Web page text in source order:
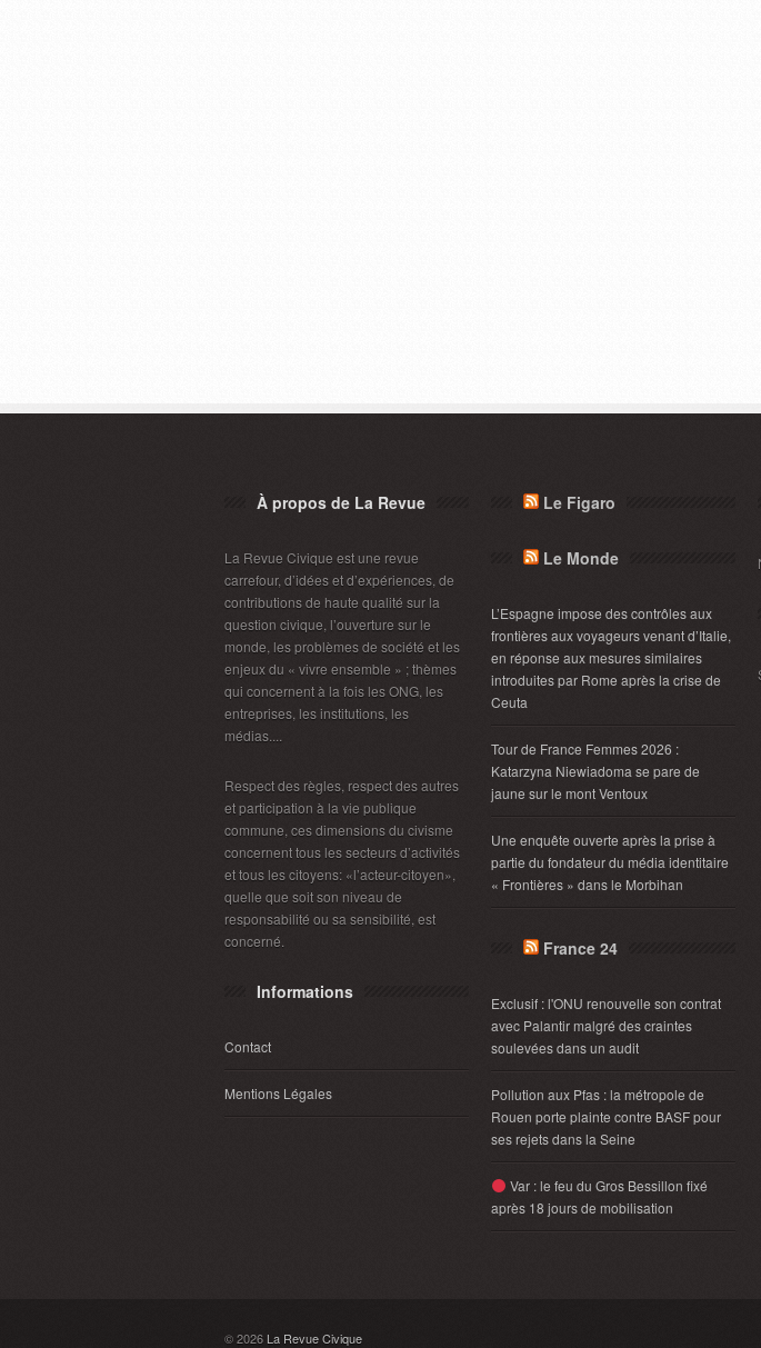
À propos de La Revue
La Revue Civique est une revue
carrefour, d’idées et d’expériences, de
contributions de haute qualité sur la
question civique, l’ouverture sur le
monde, les problèmes de société et les
enjeux du « vivre ensemble » ; thèmes
qui concernent à la fois les ONG, les
entreprises, les institutions, les
médias....
Respect des règles, respect des autres
et participation à la vie publique
commune, ces dimensions du civisme
concernent tous les secteurs d’activités
et tous les citoyens: «l’acteur-citoyen»,
quelle que soit son niveau de
responsabilité ou sa sensibilité, est
concerné.
Informations
Contact
Mentions Légales
Le Figaro
Le Monde
L’Espagne impose des contrôles aux
frontières aux voyageurs venant d’Italie,
en réponse aux mesures similaires
introduites par Rome après la crise de
Ceuta
Tour de France Femmes 2026 :
Katarzyna Niewiadoma se pare de
jaune sur le mont Ventoux
Une enquête ouverte après la prise à
partie du fondateur du média identitaire
« Frontières » dans le Morbihan
France 24
Exclusif : l'ONU renouvelle son contrat
avec Palantir malgré des craintes
soulevées dans un audit
Pollution aux Pfas : la métropole de
Rouen porte plainte contre BASF pour
ses rejets dans la Seine
Var : le feu du Gros Bessillon fixé
après 18 jours de mobilisation
© 2026 La Revue Civique